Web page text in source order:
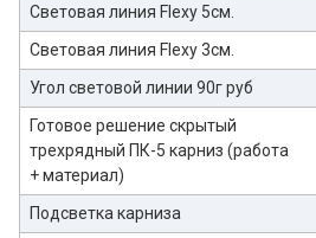
Световая линия Flexy 5см.
Световая линия Flexy 3см.
Угол световой линии 90г руб
Готовое решение скрытый
трехрядный ПК-5 карниз (работа
+ материал)
Подсветка карниза